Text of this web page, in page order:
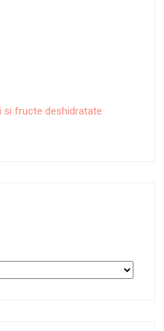
si fructe deshidratate